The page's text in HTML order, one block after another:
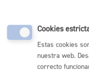
Comunícate con el
Sebastián
Cookies
Estas cookies
nuestra web.
correcto